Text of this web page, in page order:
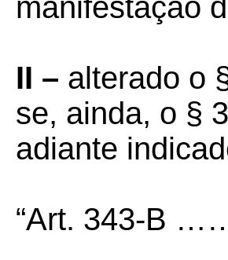
manifestação
II – alterado o
se, ainda, o §
adiante
“Art. 343-B